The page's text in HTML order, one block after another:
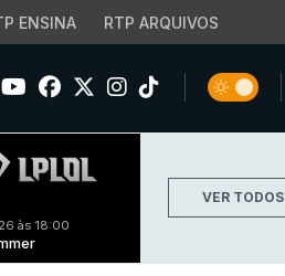
ENSINA RTP ARQUIVOS
às 18:00
VER TODOS